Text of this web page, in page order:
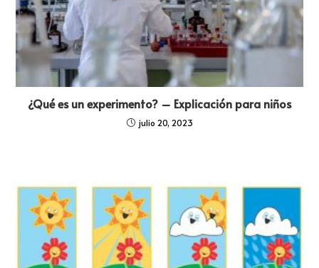
¿Qué es un experimento? – Explicación para niños
julio 20, 2023